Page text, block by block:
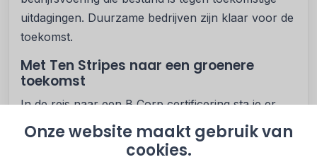
Onze website maakt gebruik van
cookies.
uitdagingen. Duurzame bedrijven zijn klaar voor de
toekomst.
Met Ten Stripes naar een groenere
toekomst
In de reis naar een B Corp certificering sta je er
niet alleen voor.
Ten Stripes
, zelf een trotse B
Corp, biedt begeleiding en ondersteuning aan